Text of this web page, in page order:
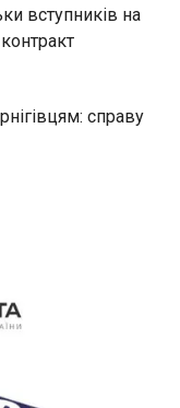
вступників на
справу